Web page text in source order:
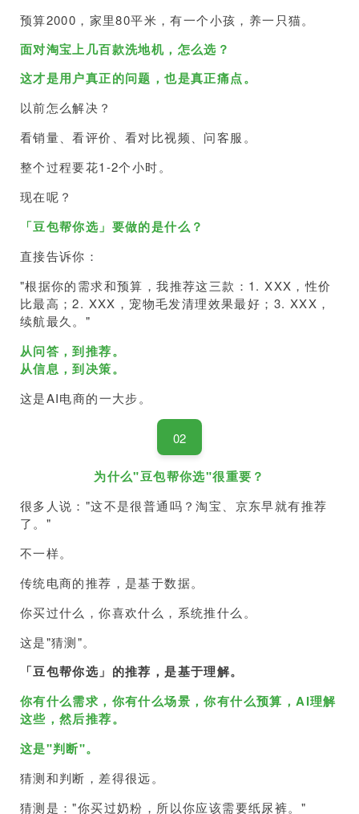
预算2000，家里80平米，有一个小孩，养一只猫。
面对淘宝上几百款洗地机，怎么选？
这才是用户真正的问题，也是真正痛点。
以前怎么解决？
看销量、看评价、看对比视频、问客服。
整个过程要花1-2个小时。
现在呢？
「豆包帮你选」要做的是什么？
直接告诉你：
"根据你的需求和预算，我推荐这三款：1. XXX，性价
比最高；2. XXX，宠物毛发清理效果最好；3. XXX，
续航最久。"
从问答，到推荐。
从信息，到决策。
这是AI电商的一大步。
02
为什么"豆包帮你选"很重要？
很多人说："这不是很普通吗？淘宝、京东早就有推荐
了。"
不一样。
传统电商的推荐，是基于数据。
你买过什么，你喜欢什么，系统推什么。
这是"猜测"。
「豆包帮你选」的推荐，是基于理解。
你有什么需求，你有什么场景，你有什么预算，AI理解
这些，然后推荐。
这是"判断"。
猜测和判断，差得很远。
猜测是："你买过奶粉，所以你应该需要纸尿裤。"